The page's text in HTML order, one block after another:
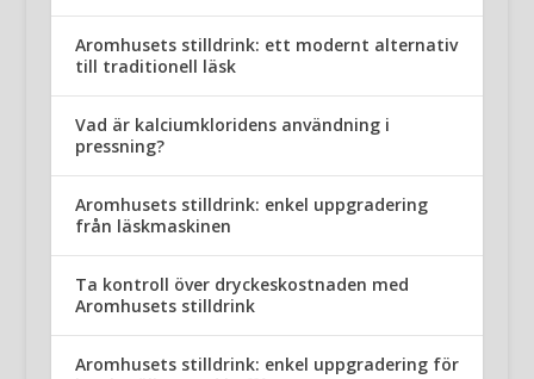
Aromhusets stilldrink: ett modernt alternativ
till traditionell läsk
Vad är kalciumkloridens användning i
pressning?
Aromhusets stilldrink: enkel uppgradering
från läskmaskinen
Ta kontroll över dryckeskostnaden med
Aromhusets stilldrink
Aromhusets stilldrink: enkel uppgradering för